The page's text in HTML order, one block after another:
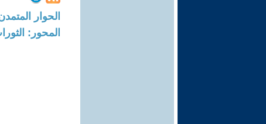
الحوار المتمدن-العدد: 7053 -
المحور: